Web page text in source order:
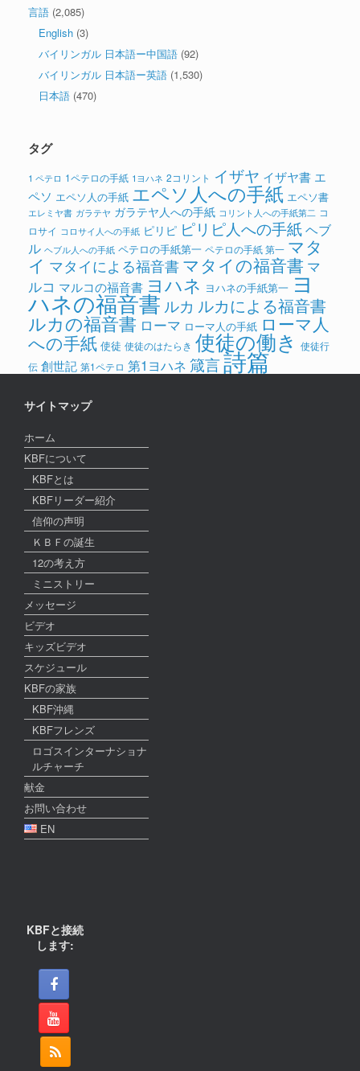
言語 (2,085)
English (3)
バイリンガル 日本語ー中国語 (92)
バイリンガル 日本語ー英語 (1,530)
日本語 (470)
タグ
1 ペテロ 1ペテロの手紙 1ヨハネ 2コリント イザヤ イザヤ書 エ
ペソ エペソ人の手紙 エペソ人への手紙 エペソ書
エレミヤ書 ガラテヤ ガラテヤ人への手紙 コリント人への手紙第二 コ
ロサイ コロサイ人への手紙 ピリピ ピリピ人への手紙ヘブ
ル ヘブル人への手紙 ペテロの手紙第一 ペテロの手紙 第一 マタ
イ マタイによる福音書 マタイの福音書 マ
ルコ マルコの福音書 ヨハネ ヨハネの手紙第一 ヨ
ハネの福音書 ルカ ルカによる福音書
ルカの福音書 ローマ ローマ人の手紙 ローマ人
への手紙 使徒 使徒のはたらき 使徒の働き 使徒行
伝 創世記 第1ペテロ 第1ヨハネ 箴言詩篇
サイトマップ
ホーム
KBFについて
KBFとは
KBFリーダー紹介
信仰の声明
ＫＢＦの誕生
12の考え方
ミニストリー
メッセージ
ビデオ
キッズビデオ
スケジュール
KBFの家族
KBF沖縄
KBFフレンズ
ロゴスインターナショナ
ルチャーチ
献金
お問い合わせ
EN
KBFと接続
します: